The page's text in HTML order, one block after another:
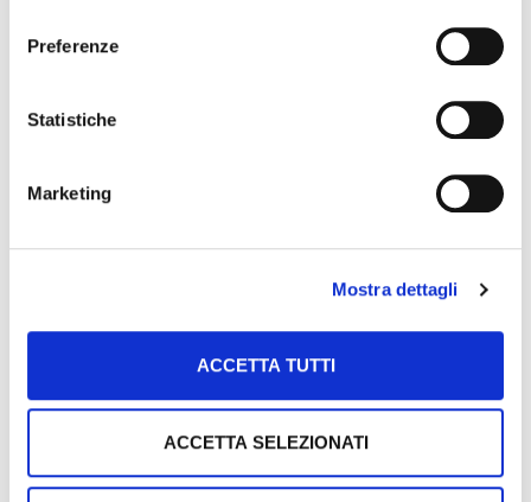
informazioni che ha fornito loro o che hanno raccolto
dal suo utilizzo dei loro servizi.
Preferenze
Statistiche
Marketing
Mostra dettagli
ACCETTA TUTTI
ACCETTA SELEZIONATI
essere ben più ampia riuscendo a far
scultura raffigurante un guerriero
l’illusione ottica.